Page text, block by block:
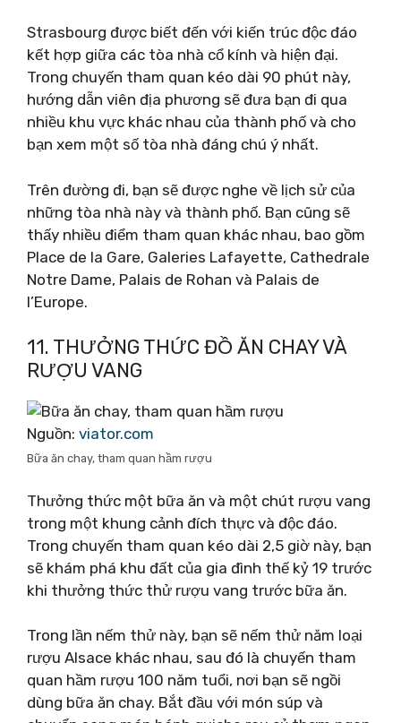
Strasbourg được biết đến với kiến ​​trúc độc đáo
kết hợp giữa các tòa nhà cổ kính và hiện đại.
Trong chuyến tham quan kéo dài 90 phút này,
hướng dẫn viên địa phương sẽ đưa bạn đi qua
nhiều khu vực khác nhau của thành phố và cho
bạn xem một số tòa nhà đáng chú ý nhất.
Trên đường đi, bạn sẽ được nghe về lịch sử của
những tòa nhà này và thành phố. Bạn cũng sẽ
thấy nhiều điểm tham quan khác nhau, bao gồm
Place de la Gare, Galeries Lafayette, Cathedrale
Notre Dame, Palais de Rohan và Palais de
l’Europe.
11. THƯỞNG THỨC ĐỒ ĂN CHAY VÀ
RƯỢU VANG
Nguồn: viator.com
Bữa ăn chay, tham quan hầm rượu
Thưởng thức một bữa ăn và một chút rượu vang
trong một khung cảnh đích thực và độc đáo.
Trong chuyến tham quan kéo dài 2,5 giờ này, bạn
sẽ khám phá khu đất của gia đình thế kỷ 19 trước
khi thưởng thức thử rượu vang trước bữa ăn.
Trong lần nếm thử này, bạn sẽ nếm thử năm loại
rượu Alsace khác nhau, sau đó là chuyến tham
quan hầm rượu 100 năm tuổi, nơi bạn sẽ ngồi
dùng bữa ăn chay. Bắt đầu với món súp và